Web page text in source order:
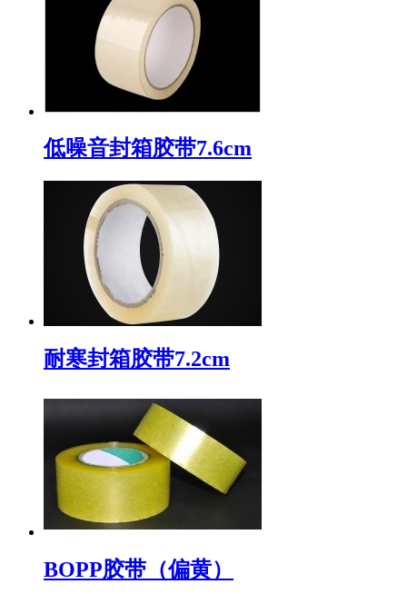
低噪音封箱胶带7.6cm
耐寒封箱胶带7.2cm
BOPP胶带（偏黄）